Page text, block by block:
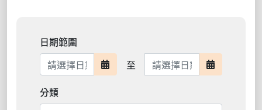
日期範圍
日期範圍開始
至 日期範圍結束 日期範圍
分類